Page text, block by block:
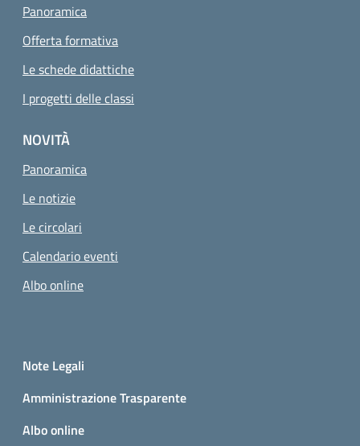
Panoramica
Offerta formativa
Le schede didattiche
I progetti delle classi
NOVITÀ
Panoramica
Le notizie
Le circolari
Calendario eventi
Albo online
Small prints
Note Legali
Amministrazione Trasparente
Albo online